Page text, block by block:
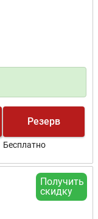
Резерв
Бесплатно
Получить
скидку